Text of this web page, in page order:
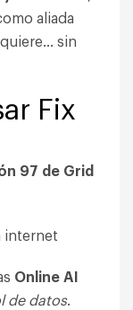
aliada
sin
Fix
97 de Grid
internet
Online AI
de datos.